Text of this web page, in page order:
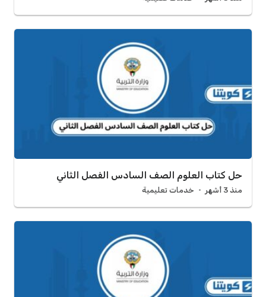
حل كتاب العلوم الصف السادس الفصل الثاني
منذ 3 أشهر خدمات تعليمية